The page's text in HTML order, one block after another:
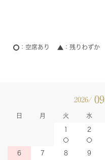
空席あり 残りわずか
2026/ 09
日 月 火 水
1 2
6 7 8 9